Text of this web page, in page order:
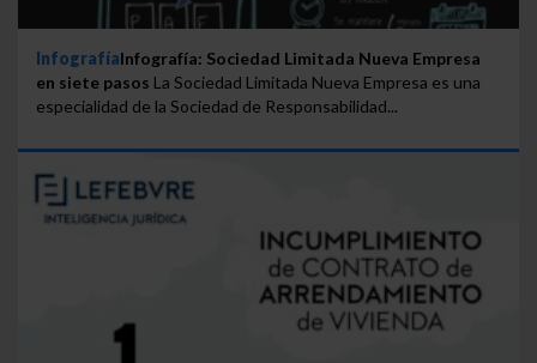
InfografíaInfografía: Sociedad Limitada Nueva Empresa
en siete pasos La Sociedad Limitada Nueva Empresa es una
especialidad de la Sociedad de Responsabilidad...